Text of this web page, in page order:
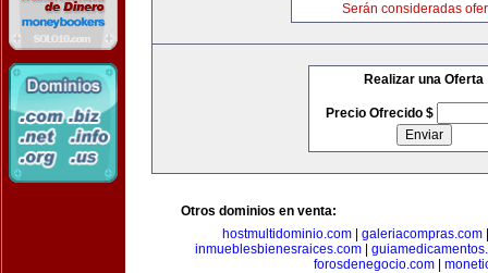
Serán consideradas
Realizar una Oferta
Precio Ofrecido $
Otros dominios en venta:
hostmultidominio.com
galeriacompras.com
inmueblesbienesraices.com|
forosdenegocio.com